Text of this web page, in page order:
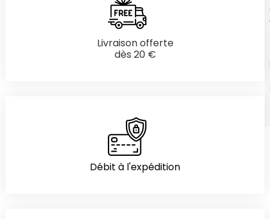
Livraison offerte
dès 20 €
Débit à l'expédition